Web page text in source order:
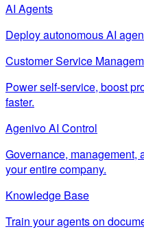
AI Agents
Deploy autonomous AI
Customer Service
Power self-service, boost
faster.
Agenivo AI Control
Governance, management,
your entire company.
Knowledge Base
Train your agents on